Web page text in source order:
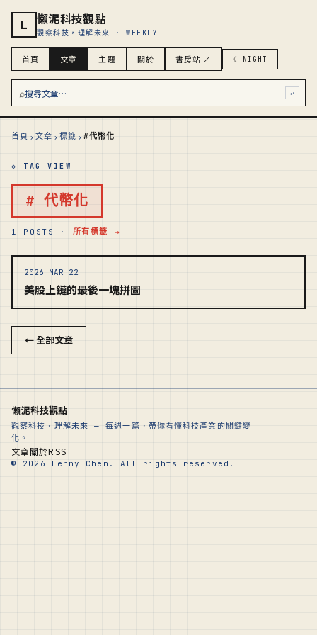
L 懶泥科技觀點
觀察科技，理解未來 · WEEKLY
⌕搜尋文章… ↵
首頁 文章 主題 關於 書房站 ↗ ☾ NIGHT
首頁 › 文章 › 標籤 › #代幣化
◇ TAG VIEW
# 代幣化
1 POSTS · 所有標籤 →
2026 MAR 22
美股上鏈的最後一塊拼圖
← 全部文章
懶泥科技觀點
觀察科技，理解未來 — 每週一篇，帶你看懂科技產業的關鍵變
化。
文章關於RSS
© 2026 Lenny Chen. All rights reserved.